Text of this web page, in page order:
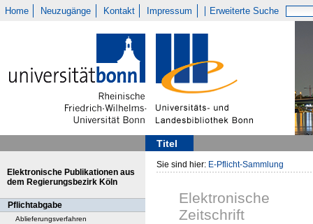
Home Neuzugänge Kontakt Impressum Erweiterte Suche
Titel
Elektronische Publikationen aus
dem Regierungsbezirk Köln
Pflichtabgabe
Ablieferungsverfahren
Sie sind hier: E-Pflicht-Sammlung
Elektronische
Zeitschrift